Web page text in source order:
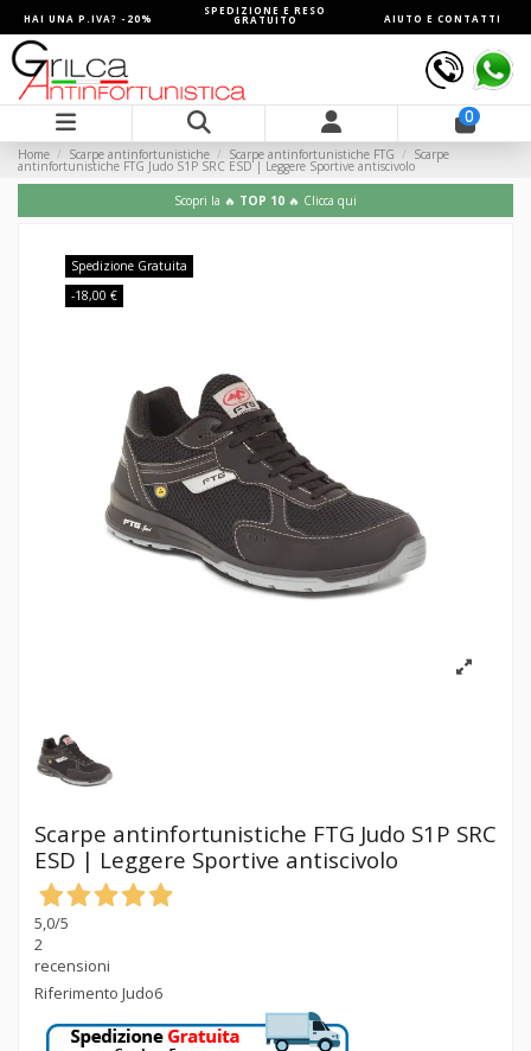
HAI UNA P.IVA? -20%
SPEDIZIONE E RESO
GRATUITO AIUTO E CONTATTI
0
Home Scarpe antinfortunistiche Scarpe antinfortunistiche FTG Scarpe
antinfortunistiche FTG Judo S1P SRC ESD | Leggere Sportive antiscivolo
Scopri la 🔥 TOP 10 🔥 Clicca qui
Spedizione Gratuita
-18,00 €
Scarpe antinfortunistiche FTG Judo S1P SRC
ESD | Leggere Sportive antiscivolo
5,0/5
2
recensioni
Riferimento Judo6